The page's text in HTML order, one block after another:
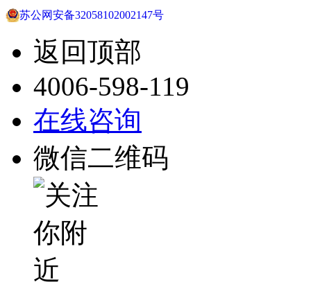
苏公网安备32058102002147号
返回顶部
4006-598-119
在线咨询
微信二维码